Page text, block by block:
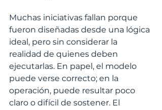
Muchas iniciativas fallan porque
fueron diseñadas desde una lógica
ideal, pero sin considerar la
realidad de quienes deben
ejecutarlas. En papel, el modelo
puede verse correcto; en la
operación, puede resultar poco
claro o difícil de sostener. El